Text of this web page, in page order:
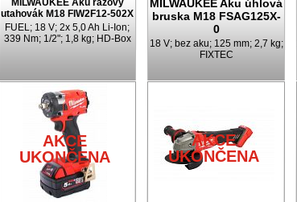
MILWAUKEE Aku rázový
utahovák M18 FIW2F12-502X
FUEL; 18 V; 2x 5,0 Ah Li-Ion;
339 Nm; 1/2"; 1,8 kg; HD-Box
AKCE
UKONČENA
MILWAUKEE Aku úhlová
bruska M18 FSAG125X-
0
18 V; bez aku; 125 mm; 2,7 kg;
FIXTEC
AKCE
UKONČENA